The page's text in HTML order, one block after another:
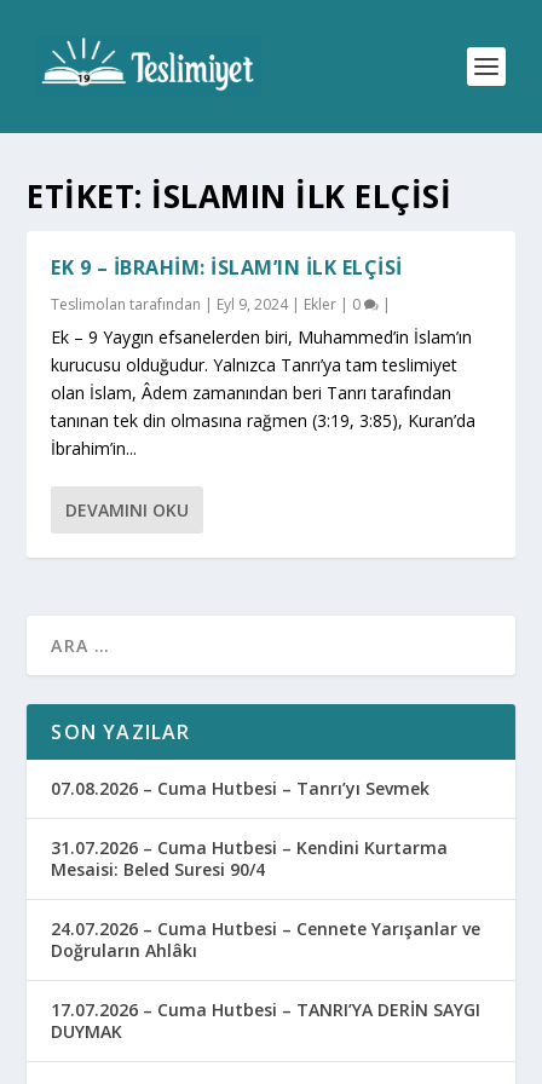
ETIKET: ISLAMIN ILK ELÇISI
EK 9 – İBRAHIM: İSLAM’IN İLK ELÇISI
Teslimolan tarafından | Eyl 9, 2024| Ekler | 0 |
Ek – 9 Yaygın efsanelerden biri, Muhammed’in İslam’ın
kurucusu olduğudur. Yalnızca Tanrı’ya tam teslimiyet
olan İslam, Âdem zamanından beri Tanrı tarafından
tanınan tek din olmasına rağmen (3:19, 3:85), Kuran’da
İbrahim’in...
DEVAMINI OKU
SON YAZILAR
07.08.2026 – Cuma Hutbesi – Tanrı’yı Sevmek
31.07.2026 – Cuma Hutbesi – Kendini Kurtarma
Mesaisi: Beled Suresi 90/4
24.07.2026 – Cuma Hutbesi – Cennete Yarışanlar ve
Doğruların Ahlâkı
17.07.2026 – Cuma Hutbesi – TANRI’YA DERİN SAYGI
DUYMAK